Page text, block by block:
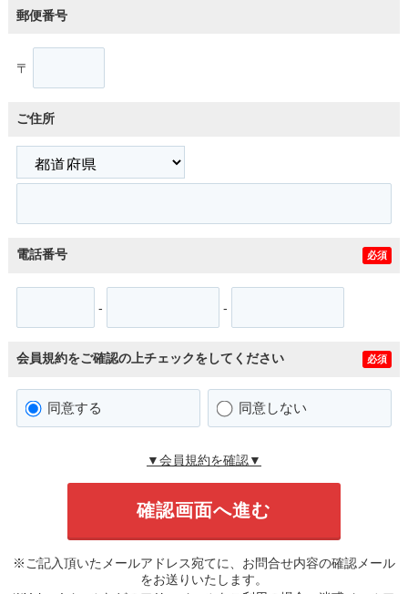
郵便番号
〒
ご住所
電話番号 必須
- -
会員規約をご確認の上チェックをしてください 必須
同意する 同意しない
▼会員規約を確認▼
※ご記入頂いたメールアドレス宛てに、お問合せ内容の確認メール
をお送りいたします。